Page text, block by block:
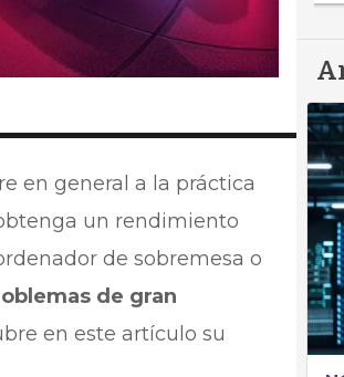
en general a la práctica
un rendimiento
de sobremesa o
de gran
en este artículo su